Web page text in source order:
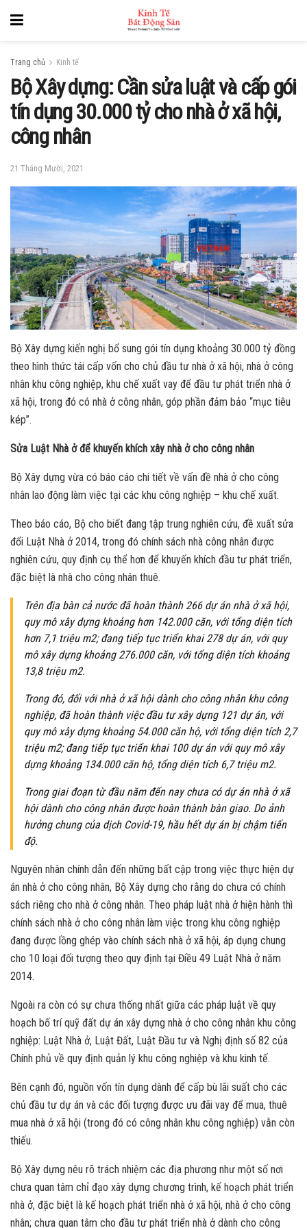
Trang chủ Kinh tế
Bộ Xây dựng: Cần sửa luật và cấp gói
tín dụng 30.000 tỷ cho nhà ở xã hội,
công nhân
21 Tháng Mười, 2021
Bộ Xây dựng kiến nghị bổ sung gói tín dụng khoảng 30.000 tỷ đồng
theo hình thức tái cấp vốn cho chủ đầu tư nhà ở xã hội, nhà ở công
nhân khu công nghiệp, khu chế xuất vay để đầu tư phát triển nhà ở
xã hội, trong đó có nhà ở công nhân, góp phần đảm bảo “mục tiêu
kép”.
Sửa Luật Nhà ở để khuyến khích xây nhà ở cho công nhân
Bộ Xây dựng vừa có báo cáo chi tiết về vấn đề nhà ở cho công
nhân lao động làm việc tại các khu công nghiệp – khu chế xuất.
Theo báo cáo, Bộ cho biết đang tập trung nghiên cứu, đề xuất sửa
đổi Luật Nhà ở 2014, trong đó chính sách nhà công nhân được
nghiên cứu, quy định cụ thể hơn để khuyến khích đầu tư phát triển,
đặc biệt là nhà cho công nhân thuê.
Trên địa bàn cả nước đã hoàn thành 266 dự án nhà ở xã hội,
quy mô xây dựng khoảng hơn 142.000 căn, với tổng diện tích
hơn 7,1 triệu m2; đang tiếp tục triển khai 278 dự án, với quy
mô xây dựng khoảng 276.000 căn, với tổng diện tích khoảng
13,8 triệu m2.
Trong đó, đối với nhà ở xã hội dành cho công nhân khu công
nghiệp, đã hoàn thành việc đầu tư xây dựng 121 dự án, với
quy mô xây dựng khoảng 54.000 căn hộ, với tổng diện tích 2,7
triệu m2; đang tiếp tục triển khai 100 dự án với quy mô xây
dựng khoảng 134.000 căn hộ, tổng diện tích 6,7 triệu m2.
Trong giai đoạn từ đầu năm đến nay chưa có dự án nhà ở xã
hội dành cho công nhân được hoàn thành bàn giao. Do ảnh
hưởng chung của dịch Covid-19, hầu hết dự án bị chậm tiến
độ.
Nguyên nhân chính dẫn đến những bất cập trong việc thực hiện dự
án nhà ở cho công nhân, Bộ Xây dựng cho rằng do chưa có chính
sách riêng cho nhà ở công nhân. Theo pháp luật nhà ở hiện hành thì
chính sách nhà ở cho công nhân làm việc trong khu công nghiệp
đang được lồng ghép vào chính sách nhà ở xã hội, áp dụng chung
cho 10 loại đối tượng theo quy định tại Điều 49 Luật Nhà ở năm
2014.
Ngoài ra còn có sự chưa thống nhất giữa các pháp luật về quy
hoạch bố trí quỹ đất dự án xây dựng nhà ở cho công nhân khu công
nghiệp: Luật Nhà ở, Luật Đất, Luật Đầu tư và Nghị định số 82 của
Chính phủ về quy định quản lý khu công nghiệp và khu kinh tế.
Bên cạnh đó, nguồn vốn tín dụng dành để cấp bù lãi suất cho các
chủ đầu tư dự án và các đối tượng được ưu đãi vay để mua, thuê
mua nhà ở xã hội (trong đó có công nhân khu công nghiệp) vẫn còn
thiếu.
Bộ Xây dựng nêu rõ trách nhiệm các địa phương như một số nơi
chưa quan tâm chỉ đạo xây dựng chương trình, kế hoạch phát triển
nhà ở, đặc biệt là kế hoạch phát triển nhà ở xã hội, nhà ở cho công
nhân; chưa quan tâm cho đầu tư phát triển nhà ở dành cho công